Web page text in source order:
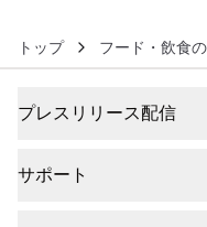
トップ フード・飲食
プレスリリース配信
サポート